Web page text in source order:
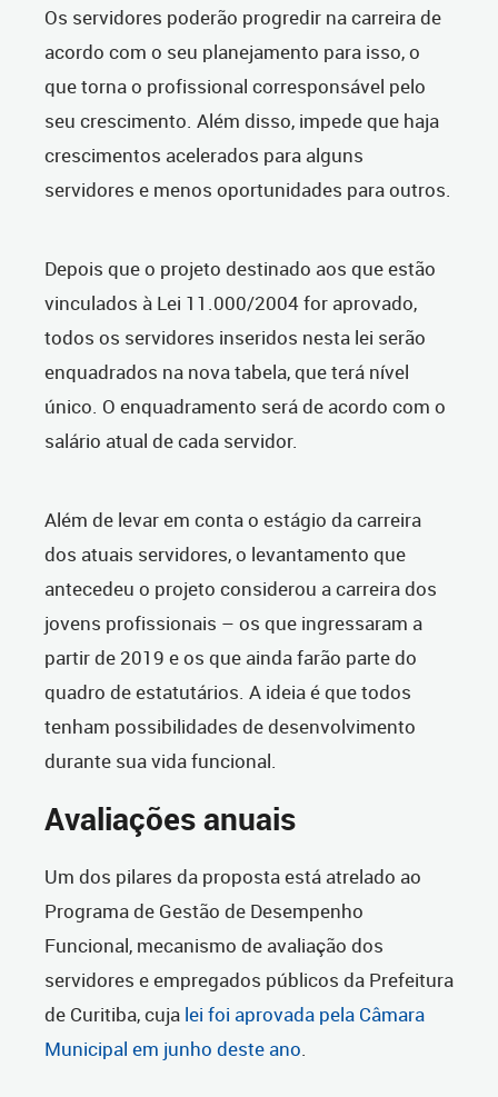
Os servidores poderão progredir na carreira de
acordo com o seu planejamento para isso, o
que torna o profissional corresponsável pelo
seu crescimento. Além disso, impede que haja
crescimentos acelerados para alguns
servidores e menos oportunidades para outros.
Depois que o projeto destinado aos que estão
vinculados à Lei 11.000/2004 for aprovado,
todos os servidores inseridos nesta lei serão
enquadrados na nova tabela, que terá nível
único. O enquadramento será de acordo com o
salário atual de cada servidor.
Além de levar em conta o estágio da carreira
dos atuais servidores, o levantamento que
antecedeu o projeto considerou a carreira dos
jovens profissionais – os que ingressaram a
partir de 2019 e os que ainda farão parte do
quadro de estatutários. A ideia é que todos
tenham possibilidades de desenvolvimento
durante sua vida funcional.
Avaliações anuais
Um dos pilares da proposta está atrelado ao
Programa de Gestão de Desempenho
Funcional, mecanismo de avaliação dos
servidores e empregados públicos da Prefeitura
de Curitiba, cuja lei foi aprovada pela Câmara
Municipal em junho deste ano.